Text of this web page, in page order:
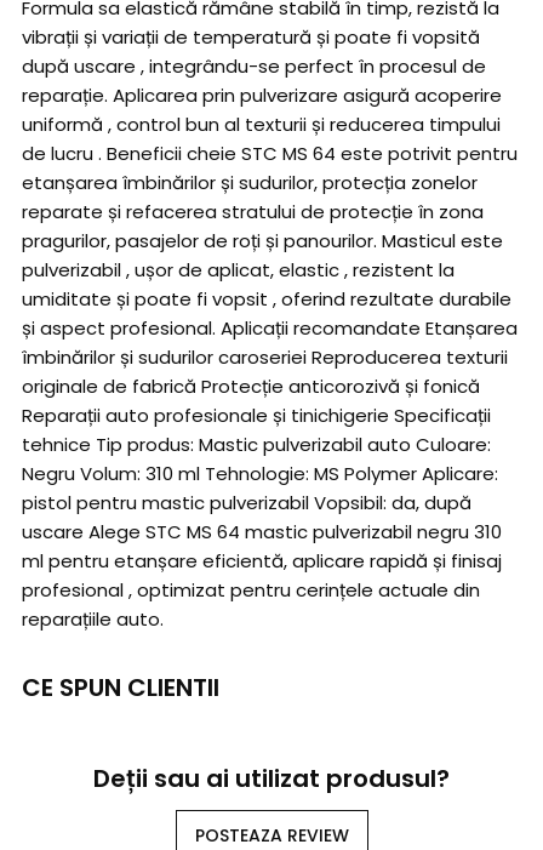
Formula sa elastică rămâne stabilă în timp, rezistă la
vibrații și variații de temperatură și poate fi vopsită
după uscare , integrându-se perfect în procesul de
reparație. Aplicarea prin pulverizare asigură acoperire
uniformă , control bun al texturii și reducerea timpului
de lucru . Beneficii cheie STC MS 64 este potrivit pentru
etanșarea îmbinărilor și sudurilor, protecția zonelor
reparate și refacerea stratului de protecție în zona
pragurilor, pasajelor de roți și panourilor. Masticul este
pulverizabil , ușor de aplicat, elastic , rezistent la
umiditate și poate fi vopsit , oferind rezultate durabile
și aspect profesional. Aplicații recomandate Etanșarea
îmbinărilor și sudurilor caroseriei Reproducerea texturii
originale de fabrică Protecție anticorozivă și fonică
Reparații auto profesionale și tinichigerie Specificații
tehnice Tip produs: Mastic pulverizabil auto Culoare:
Negru Volum: 310 ml Tehnologie: MS Polymer Aplicare:
pistol pentru mastic pulverizabil Vopsibil: da, după
uscare Alege STC MS 64 mastic pulverizabil negru 310
ml pentru etanșare eficientă, aplicare rapidă și finisaj
profesional , optimizat pentru cerințele actuale din
reparațiile auto.
CE SPUN CLIENTII
Deții sau ai utilizat produsul?
POSTEAZA REVIEW